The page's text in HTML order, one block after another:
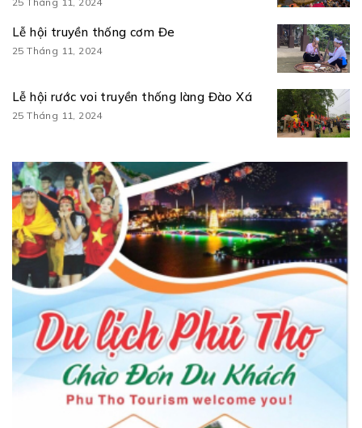
Lễ hội truyền thống cơm Đe
25 Tháng 11, 2024
Lễ hội rước voi truyền thống làng Đào Xá
25 Tháng 11, 2024